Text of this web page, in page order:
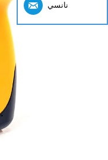
نانسي